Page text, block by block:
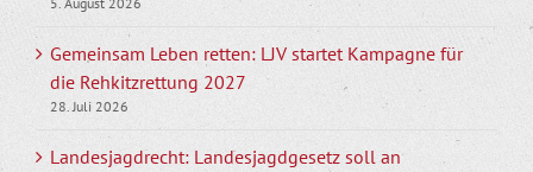
Gemeinsam Leben retten: LJV startet Kampagne für
die Rehkitzrettung 2027
28. Juli 2026
Landesjagdrecht: Landesjagdgesetz soll an